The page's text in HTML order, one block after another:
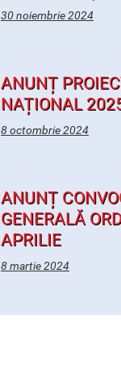
30 noiembrie 2024
ANUNȚ
NAȚIONAL
8 octombrie 2024
ANUNȚ
GENERALĂ
APRILIE
8 martie 2024